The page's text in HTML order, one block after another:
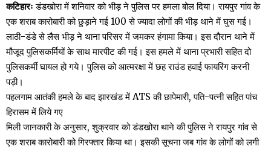
कटिहारः डंडखोरा में शनिवार को भीड़ ने पुलिस पर हमला बोल दिया। रायपुर गांव के
एक शराब कारोबारी को छुड़ाने गई 100 से ज्यादा लोगों की भीड़ थाने में घुस गई।
लाठी-डंडे से लैस भीड़ ने थाना परिसर में जमकर हंगामा किया। इस दौरान थाने में
मौजूद पुलिसकर्मियों के साथ मारपीट की गई। इस हमले में थाना प्रभारी सहित दो
पुलिसकर्मी घायल हो गये। पुलिस को आत्मरक्षा में छह राउंड हवाई फायरिंग करनी
पड़ी।
पहलगाम आतंकी हमले के बाद झारखंड में ATS की छापेमारी, पति-पत्नी सहित पांच
हिरासम में लिये गए
मिली जानकारी के अनुसार, शुक्रवार को डंडखोरा थाने की पुलिस ने रायपुर गांव से
एक शराब कारोबारी को गिरफ्तार किया था। इसकी सूचना जब गांव के लोगों को लगी